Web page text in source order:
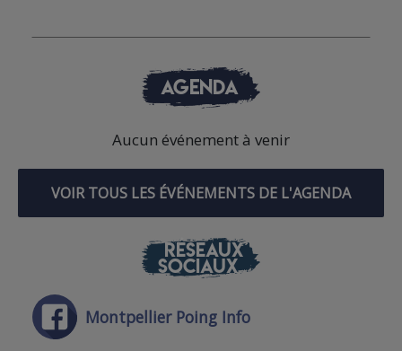
AGENDA
Aucun événement à venir
VOIR TOUS LES ÉVÉNEMENTS DE L'AGENDA
RÉSEAUX
SOCIAUX
Montpellier Poing Info